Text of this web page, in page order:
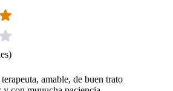
)
amable, de buen trato